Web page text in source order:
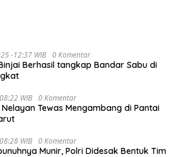
-12:37 WIB 0 Komentar
Berhasil tangkap Bandar Sabu di
WIB 0 Komentar
Nelayan Tewas Mengambang di Pantai
WIB 0 Komentar
Munir, Polri Didesak Bentuk Tim